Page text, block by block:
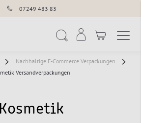
07249 483 83
Nachhaltige E-Commerce Verpackungen
Versandverpackungen
Kosmetik